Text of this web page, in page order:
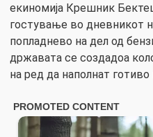
екиномија Крешник
гостување во дневникот
попладнево на дел од
државата се создадоа
на ред да наполнат